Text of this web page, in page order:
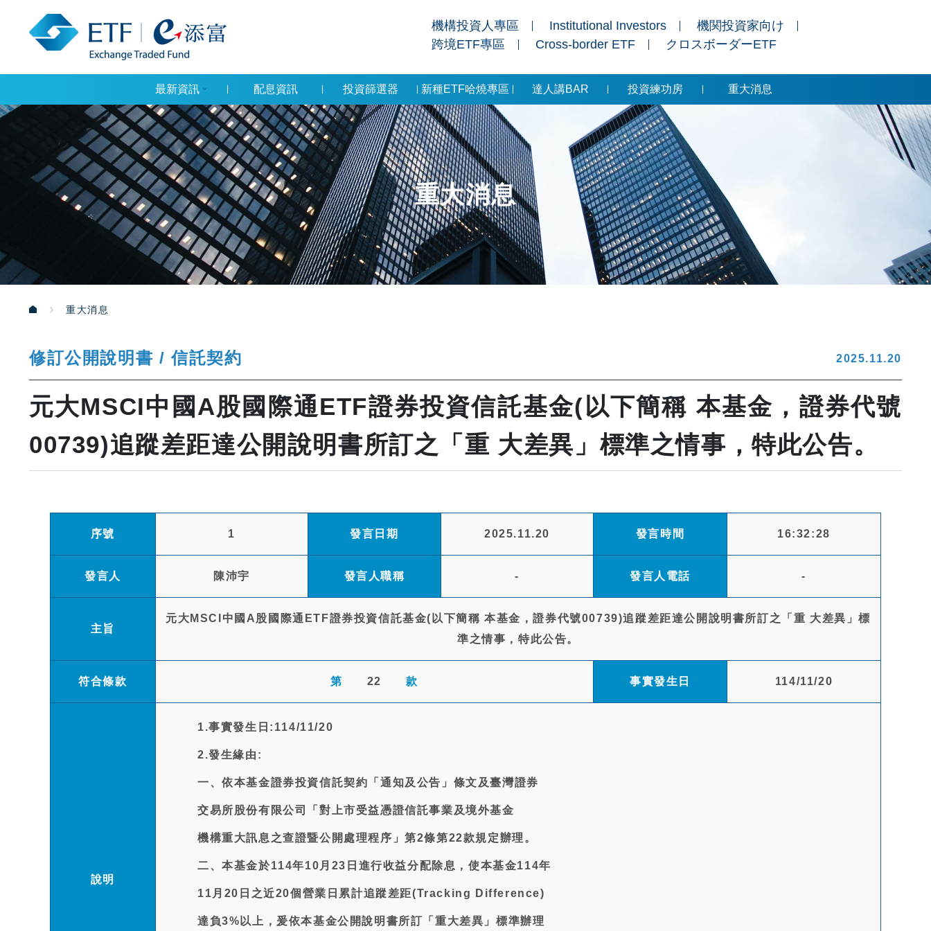
機構投資人專區 Institutional Investors
機関投資家向け
跨境ETF專區
Cross-border ETF クロスボーダーETF
最新資訊 配息資訊 投資篩選器 新種ETF哈燒專區 達人講BAR 投資練功房 重大消息
重大消息
重大消息
修訂公開說明書 / 信託契約 2025.11.20
元大MSCI中國A股國際通ETF證券投資信託基金(以下簡稱 本基金，證券代號
00739)追蹤差距達公開說明書所訂之「重 大差異」標準之情事，特此公告。
序號 1 發言日期 2025.11.20 發言時間 16:32:28
發言人 陳沛宇 發言人職稱 - 發言人電話 -
主旨
元大MSCI中國A股國際通ETF證券投資信託基金(以下簡稱 本基金，證券代號00739)追蹤差距達公開說明書所訂之「重 大差異」標
準之情事，特此公告。
符合條款 第 22 款 事實發生日 114/11/20
說明
1.事實發生日:114/11/20
2.發生緣由:
一、依本基金證券投資信託契約「通知及公告」條文及臺灣證券
交易所股份有限公司「對上市受益憑證信託事業及境外基金
機構重大訊息之查證暨公開處理程序」第2條第22款規定辦理。
二、本基金於114年10月23日進行收益分配除息，使本基金114年
11月20日之近20個營業日累計追蹤差距(Tracking Difference)
達負3%以上，爰依本基金公開說明書所訂「重大差異」標準辦理